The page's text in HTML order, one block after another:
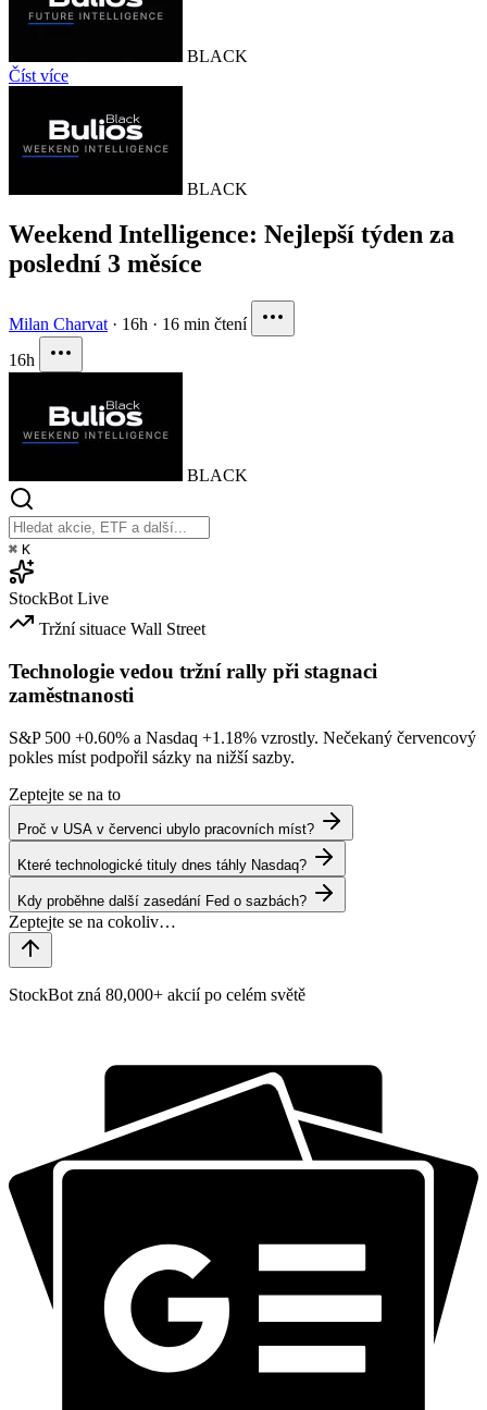
BLACK
Číst více
BLACK
Weekend Intelligence: Nejlepší týden za
poslední 3 měsíce
Milan Charvat · 16h · 16 min čtení
16h
BLACK
⌘ K
StockBot Live
Tržní situace Wall Street
Technologie vedou tržní rally při stagnaci
zaměstnanosti
S&P 500 +0.60% a Nasdaq +1.18% vzrostly. Nečekaný červencový
pokles míst podpořil sázky na nižší sazby.
Zeptejte se na to
Proč v USA v červenci ubylo pracovních míst?
Které technologické tituly dnes táhly Nasdaq?
Kdy proběhne další zasedání Fed o sazbách?
StockBot zná 80,000+ akcií po celém světě